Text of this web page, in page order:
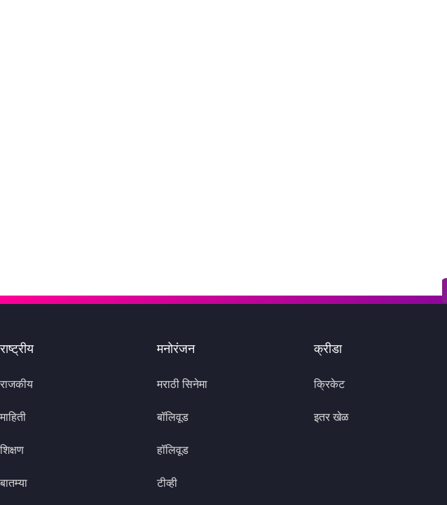
राष्ट्रीय
राजकीय
माहिती
शिक्षण
बातम्या
मनोरंजन
मराठी सिनेमा
बॉलिवूड
हॉलिवूड
टीव्ही
क्रीडा
क्रिकेट
इतर खेळ